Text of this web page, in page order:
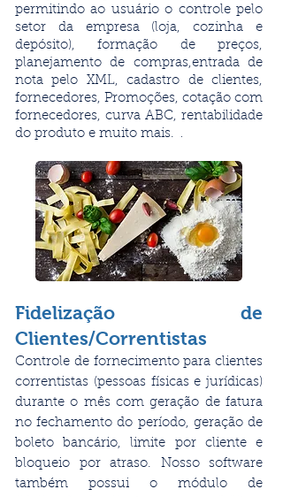
permitindo ao usuário o controle pelo
setor da empresa (loja, cozinha e
depósito), formação de preços,
planejamento de compras,entrada de
nota pelo XML, cadastro de clientes,
fornecedores, Promoções, cotação com
fornecedores, curva ABC, rentabilidade
do produto e muito mais. .
Fidelização de
Clientes/Correntistas
Controle de fornecimento para clientes
correntistas (pessoas físicas e jurídicas)
durante o mês com geração de fatura
no fechamento do período, geração de
boleto bancário, limite por cliente e
bloqueio por atraso. Nosso software
também possui o módulo de